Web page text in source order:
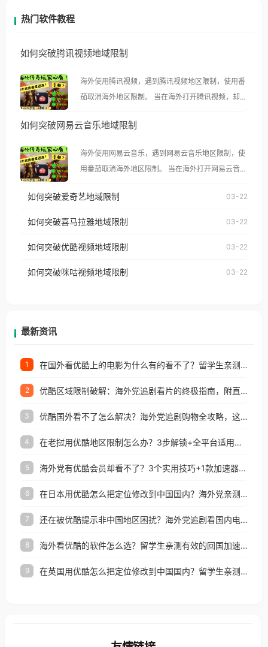
热门软件教程
如何突破腾讯视频地域限制
海外使用腾讯视频，遇到腾讯视频地区限制，使用番
茄取消海外地区限制。 当在海外打开腾讯视频，却突
示语。 海外用户如香港、澳门、台湾、美国、加拿
像其他音乐平台一样，出现地区及版权限制问题，且
仅能在中国大陆地区播放。 遇到这个问题的朋友们，
使用番茄回国加速器，即可解决「海外用户收听腾讯
台湾、美国、加拿大、澳大利亚、欧洲等国家和地区
权限制所困扰。
如何突破网易云音乐地域限制
海外使用网易云音乐，遇到网易云音乐地区限制，使
用番茄取消海外地区限制。 当在海外打开网易云音
播放”的提示语。 海外用户如香港、澳门、台湾、美
国、加拿大、澳大利亚、欧洲等国家和地区时，网易
制问题，且仅能在中国大陆地区播放。 遇到这个问题
户收听网易云音乐地区版权限制」的问题，无论人在
如何突破爱奇艺地域限制 03-22
如何突破喜马拉雅地域限制 03-22
如何突破优酷视频地域限制 03-22
如何突破咪咕视频地域限制 03-22
最新资讯
1 在国外看优酷上的电影为什么有的看不了？留学生亲测有效的回国加速方案
2 优酷区域限制破解：海外党追剧看片的终极指南，附直播欧冠+1905电影网解决方案
3 优酷国外看不了怎么解决？海外党追剧购物全攻略，这招亲测有效！
4 在老挝用优酷地区限制怎么办？3步解锁+全平台适用的回国加速器指南
5 海外党有优酷会员却看不了？3个实用技巧+1款加速器解决追剧&金融APP难题
6 在日本用优酷怎么把定位修改到中国国内？海外党亲测有效的回国加速指南
7 还在被优酷提示非中国地区困扰？海外党追剧看国内电影的正确打开方式
8 海外看优酷的软件怎么选？留学生亲测有效的回国加速方案
9 在英国用优酷怎么把定位修改到中国国内？留学生亲测有效的回国加速方案